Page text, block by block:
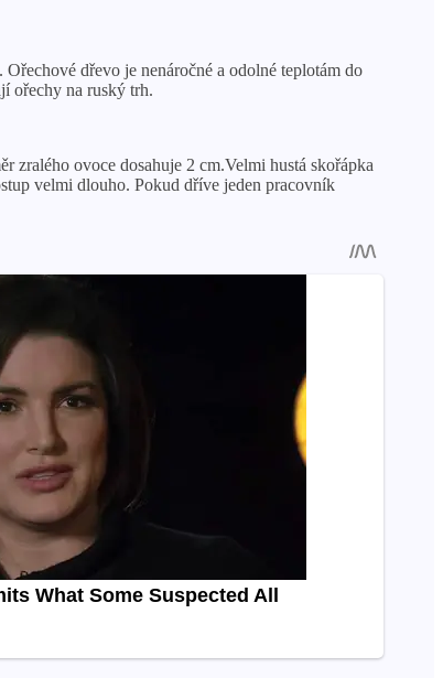
dřevo je nenáročné a odolné teplotám do
ořechy na ruský trh.
zralého ovoce dosahuje 2 cm.Velmi hustá skořápka
velmi dlouho. Pokud dříve jeden pracovník